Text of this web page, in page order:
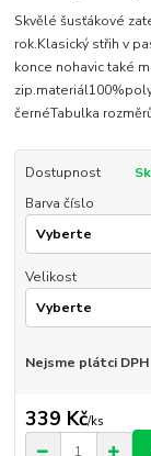
Skvělé šusťákové
rok.Klasický střih v
konce nohavic také
černéTabulka
Dostupnost
Barva číslo
Velikost
Nejsme plátci DPH
339 Kč/ks